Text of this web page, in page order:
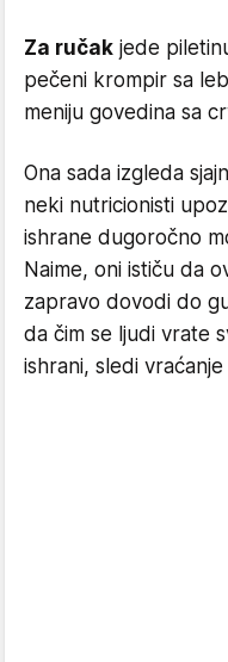
Za ručak jede
pečeni krompir sa
meniju govedina sa
Ona sada izgleda
neki nutricionisti
ishrane dugoročno
Naime, oni ističu da
zapravo dovodi do
da čim se ljudi vrate
ishrani, sledi